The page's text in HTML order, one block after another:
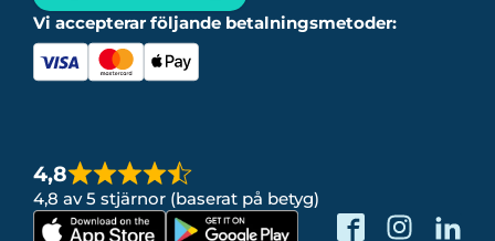
Vi accepterar följande betalningsmetoder:
4,8
4,8 av 5 stjärnor (baserat på betyg)